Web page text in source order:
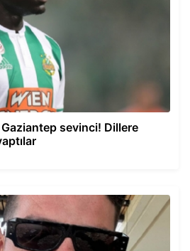
Gaziantep sevinci! Dillere